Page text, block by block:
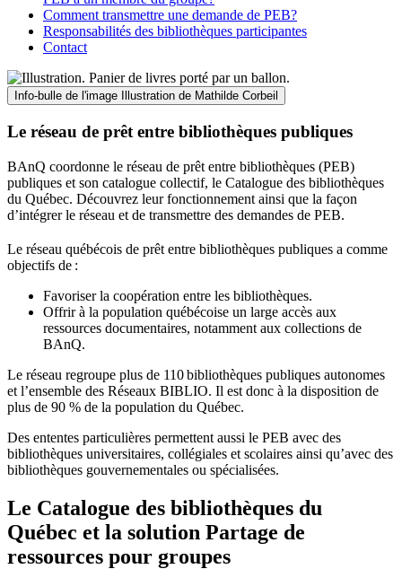
Comment transmettre une demande de PEB?
Responsabilités des bibliothèques participantes
Contact
Info-bulle de l'image Illustration de Mathilde Corbeil
Le réseau de prêt entre bibliothèques publiques
BAnQ coordonne le réseau de prêt entre bibliothèques (PEB)
publiques et son catalogue collectif, le Catalogue des bibliothèques
du Québec. Découvrez leur fonctionnement ainsi que la façon
d’intégrer le réseau et de transmettre des demandes de PEB.
Le réseau québécois de prêt entre bibliothèques publiques a comme
objectifs de :
Favoriser la coopération entre les bibliothèques.
Offrir à la population québécoise un large accès aux
ressources documentaires, notamment aux collections de
BAnQ.
Le réseau regroupe plus de 110bibliothèques publiques autonomes
et l’ensemble des Réseaux BIBLIO. Il est donc à la disposition de
plus de 90 % de la population du Québec.
Des ententes particulières permettent aussi le PEB avec des
bibliothèques universitaires, collégiales et scolaires ainsi qu’avec des
bibliothèques gouvernementales ou spécialisées.
Le Catalogue des bibliothèques du
Québec et la solution Partage de
ressources pour groupes